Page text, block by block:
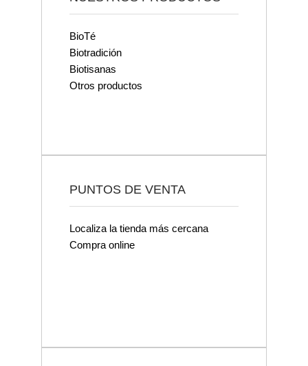
BioTé
Biotradición
Biotisanas
Otros productos
PUNTOS DE VENTA
Localiza la tienda más cercana
Compra online